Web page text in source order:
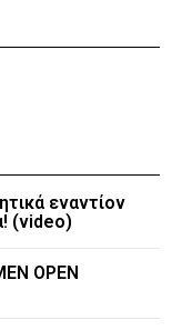
εναντίον
(video)
OPEN